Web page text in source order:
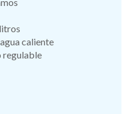
caliente
regulable